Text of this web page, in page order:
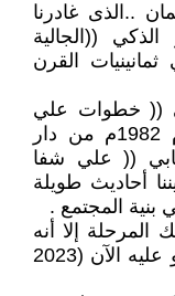
..الذى غادرنا
الذكي ((الجالية
القرن
(( خطوات علي
الأرض المحبوسة )) فور صدوره عام 1982م من دار
(( علي شفا
أحاديث طويلة
بنية المجتمع .
إلا أنه
لم يصبح صادقا فى يوم بالقدر الذى هو عليه الآن (2023